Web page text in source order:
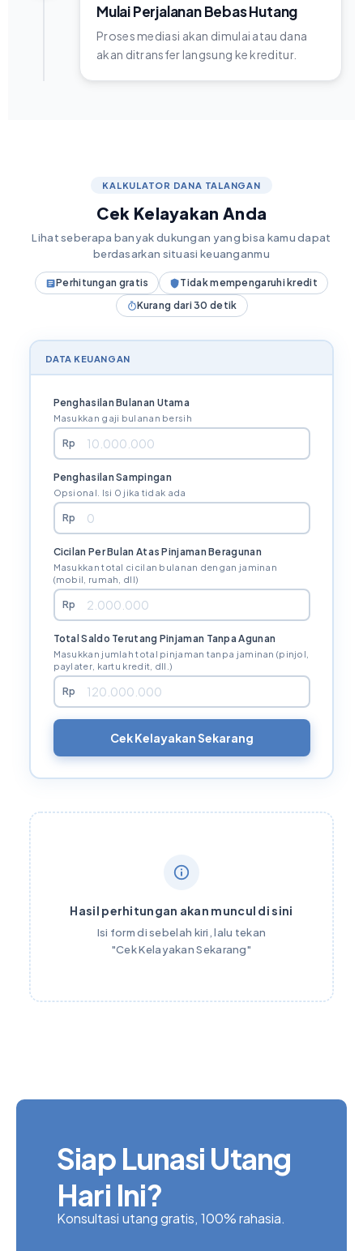
Mulai Perjalanan Bebas Hutang
Proses mediasi akan dimulai atau dana
akan ditransfer langsung ke kreditur.
KALKULATOR DANA TALANGAN
Cek Kelayakan Anda
Lihat seberapa banyak dukungan yang bisa kamu dapat
berdasarkan situasi keuanganmu
Perhitungan gratis
Tidak mempengaruhi kredit
Kurang dari 30 detik
DATA KEUANGAN
Penghasilan Bulanan Utama
Masukkan gaji bulanan bersih
Rp
Penghasilan Sampingan
Opsional. Isi 0 jika tidak ada
Rp
Cicilan Per Bulan Atas Pinjaman Beragunan
Masukkan total cicilan bulanan dengan jaminan
(mobil, rumah, dll)
Rp
Total Saldo Terutang Pinjaman Tanpa Agunan
Masukkan jumlah total pinjaman tanpa jaminan (pinjol,
paylater, kartu kredit, dll.)
Rp
Cek Kelayakan Sekarang
Hasil perhitungan akan muncul di sini
Isi form di sebelah kiri, lalu tekan
"Cek Kelayakan Sekarang"
Siap Lunasi Utang
Hari Ini?
Konsultasi utang gratis, 100% rahasia.